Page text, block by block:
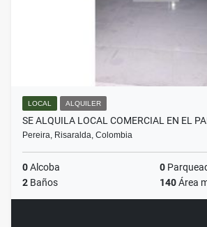
LOCAL ALQUILER
SE ALQUILA LOCAL COMERCIAL EN EL
Pereira, Risaralda, Colombia
0Alcoba 0
2 Baños 140Área